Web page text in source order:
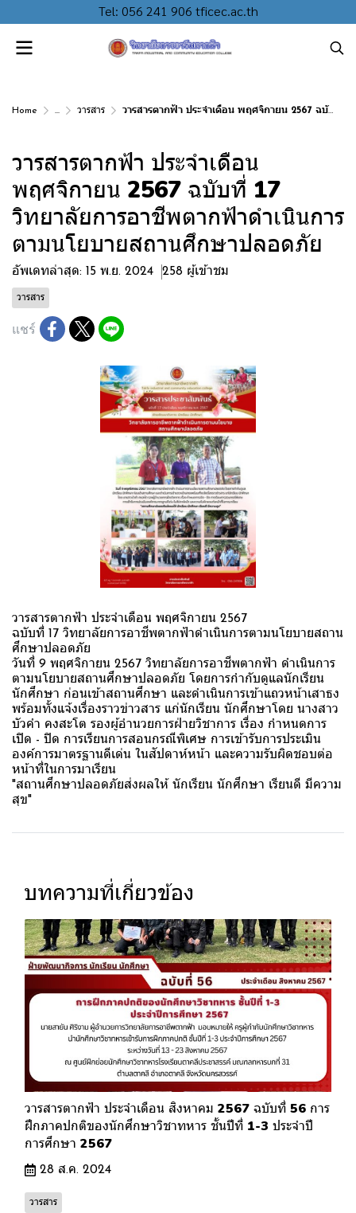
Tel: 056 241 906 tficec.ac.th
Home ... วารสาร วารสารตากฟ้า ประจำเดือน พฤศจิกายน 2567 ฉบับที่ 17 วิทยาลัยการอาชีพตากฟ้าดำเนินการตามนโยบายสถานศึกษาปลอดภัย
วารสารตากฟ้า ประจำเดือน
พฤศจิกายน 2567 ฉบับที่ 17
วิทยาลัยการอาชีพตากฟ้าดำเนินการ
ตามนโยบายสถานศึกษาปลอดภัย
อัพเดทล่าสุด: 15 พ.ย. 2024 258 ผู้เข้าชม
วารสาร
แชร์
วารสารตากฟ้า ประจำเดือน พฤศจิกายน 2567
ฉบับที่ 17 วิทยาลัยการอาชีพตากฟ้าดำเนินการตามนโยบายสถาน
ศึกษาปลอดภัย
วันที่ 9 พฤศจิกายน 2567 วิทยาลัยการอาชีพตากฟ้า ดำเนินการ
ตามนโยบายสถานศึกษาปลอดภัย โดยการกำกับดูแลนักเรียน
นักศึกษา ก่อนเข้าสถานศึกษา และดำเนินการเข้าแถวหน้าเสาธง
พร้อมทั้งแจ้งเรื่องราวข่าวสาร แก่นักเรียน นักศึกษาโดย นางสาว
บัวคำ คงสะโต รองผู้อำนวยการฝ่ายวิชาการ เรื่อง กำหนดการ
เปิด - ปิด การเรียนการสอนกรณีพิเศษ การเข้ารับการประเมิน
องค์การมาตรฐานดีเด่น ในสัปดาห์หน้า และความรับผิดชอบต่อ
หน้าที่ในการมาเรียน
"สถานศึกษาปลอดภัยส่งผลให้ นักเรียน นักศึกษา เรียนดี มีความ
สุข"
บทความที่เกี่ยวข้อง
วารสารตากฟ้า ประจำเดือน สิงหาคม 2567 ฉบับที่ 56 การ
ฝึกภาคปกติของนักศึกษาวิชาทหาร ชั้นปีที่ 1-3 ประจำปี
การศึกษา 2567
28 ส.ค. 2024
วารสาร